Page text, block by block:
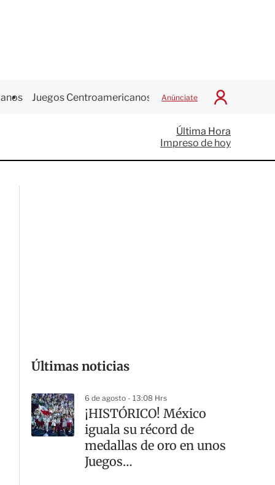
Juegos Centroamericanos Anúnciate
I
c
i
a
Última Hora
Impreso de hoy
Últimas noticias
6 de agosto - 13:08 Hrs
¡HISTÓRICO! México
iguala su récord de
medallas de oro en unos
Juegos